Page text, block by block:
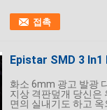
접촉
Epistar SMD 3 In1
화소 6mm 광고 발광
지상 격판덮개 당신은
면의 실내기도 하고 옥